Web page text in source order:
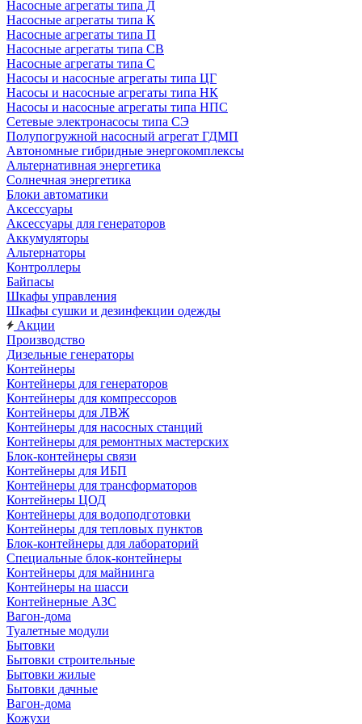
Насосные агрегаты типа Д
Насосные агрегаты типа К
Насосные агрегаты типа П
Насосные агрегаты типа СВ
Насосные агрегаты типа С
Насосы и насосные агрегаты типа ЦГ
Насосы и насосные агрегаты типа НК
Насосы и насосные агрегаты типа НПС
Сетевые электронасосы типа СЭ
Полупогружной насосный агрегат ГДМП
Автономные гибридные энергокомплексы
Альтернативная энергетика
Солнечная энергетика
Блоки автоматики
Аксессуары
Аксессуары для генераторов
Аккумуляторы
Альтернаторы
Контроллеры
Байпасы
Шкафы управления
Шкафы сушки и дезинфекции одежды
Акции
Производство
Дизельные генераторы
Контейнеры
Контейнеры для генераторов
Контейнеры для компрессоров
Контейнеры для ЛВЖ
Контейнеры для насосных станций
Контейнеры для ремонтных мастерских
Блок-контейнеры связи
Контейнеры для ИБП
Контейнеры для трансформаторов
Контейнеры ЦОД
Контейнеры для водоподготовки
Контейнеры для тепловых пунктов
Блок-контейнеры для лабораторий
Специальные блок-контейнеры
Контейнеры для майнинга
Контейнеры на шасси
Контейнерные АЗС
Вагон-дома
Туалетные модули
Бытовки
Бытовки строительные
Бытовки жилые
Бытовки дачные
Вагон-дома
Кожухи